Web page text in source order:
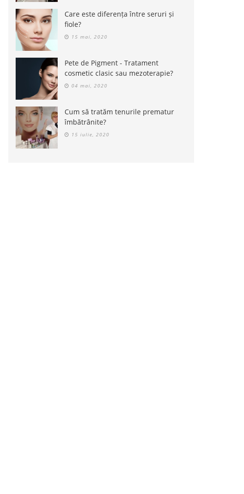
Care este diferența între seruri și
fiole?
15 mai, 2020
Pete de Pigment - Tratament
cosmetic clasic sau mezoterapie?
04 mai, 2020
Cum să tratăm tenurile prematur
îmbătrânite?
15 iulie, 2020